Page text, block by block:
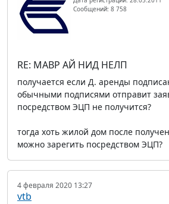
Сообщений: 8 758
RE: МАВР АЙ НИД НЕЛП
получается если Д. аренды
обычными подписями отправит
посредством ЭЦП не получится?
тогда хоть жилой дом после
можно зарегить посредством ЭЦП?
4 февраля 2020 13:27
vtb